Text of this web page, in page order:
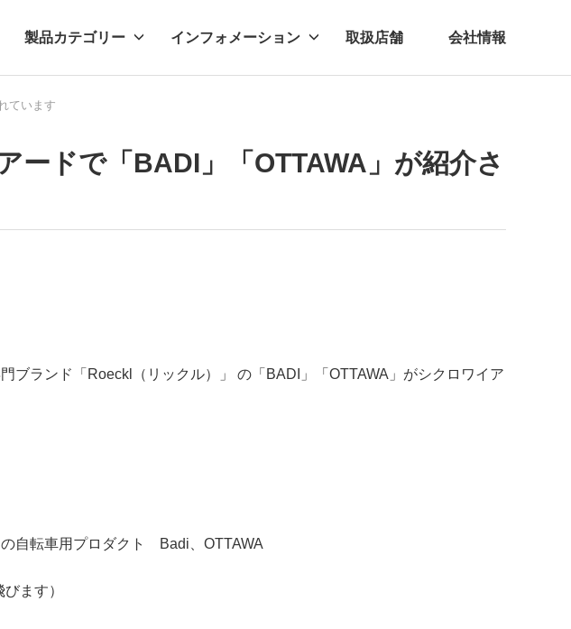
製品カテゴリー
セサリー
インフォメーション
ブログ
取扱店舗 会社情報
ています
ードで「BADI」「OTTAWA」が紹介さ
ブランド「Roeckl（リックル）」
の「BADI」「OTTAWA」がシクロワイア
自転車用プロダクト Badi、OTTAWA
ます）